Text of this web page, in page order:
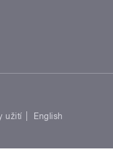
užití
English